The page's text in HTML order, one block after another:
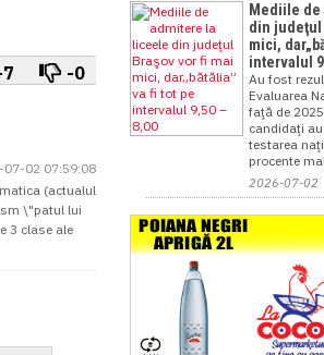
-0
07-02 07:59:08
(actualul
\"patul lui
3 clase ale
Mediile
din judeţul
mici,
intervalul
Au fost
Evaluarea
faţă de
candidaţi
testarea
procente
2026-07-02